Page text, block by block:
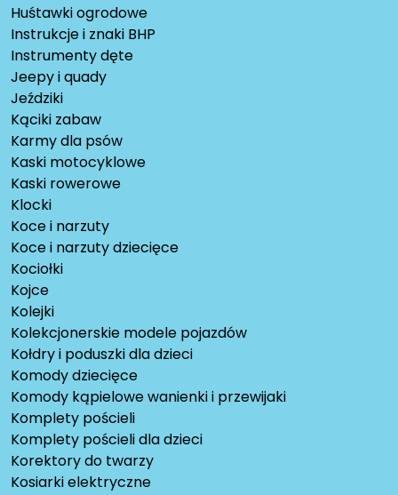
Huśtawki ogrodowe
Instrukcje i znaki BHP
Instrumenty dęte
Jeepy i quady
Jeździki
Kąciki zabaw
Karmy dla psów
Kaski motocyklowe
Kaski rowerowe
Klocki
Koce i narzuty
Koce i narzuty dziecięce
Kociołki
Kojce
Kolejki
Kolekcjonerskie modele pojazdów
Kołdry i poduszki dla dzieci
Komody dziecięce
Komody kąpielowe wanienki i przewijaki
Komplety pościeli
Komplety pościeli dla dzieci
Korektory do twarzy
Kosiarki elektryczne